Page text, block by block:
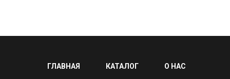
ГЛАВНАЯ КАТАЛОГ О НАС